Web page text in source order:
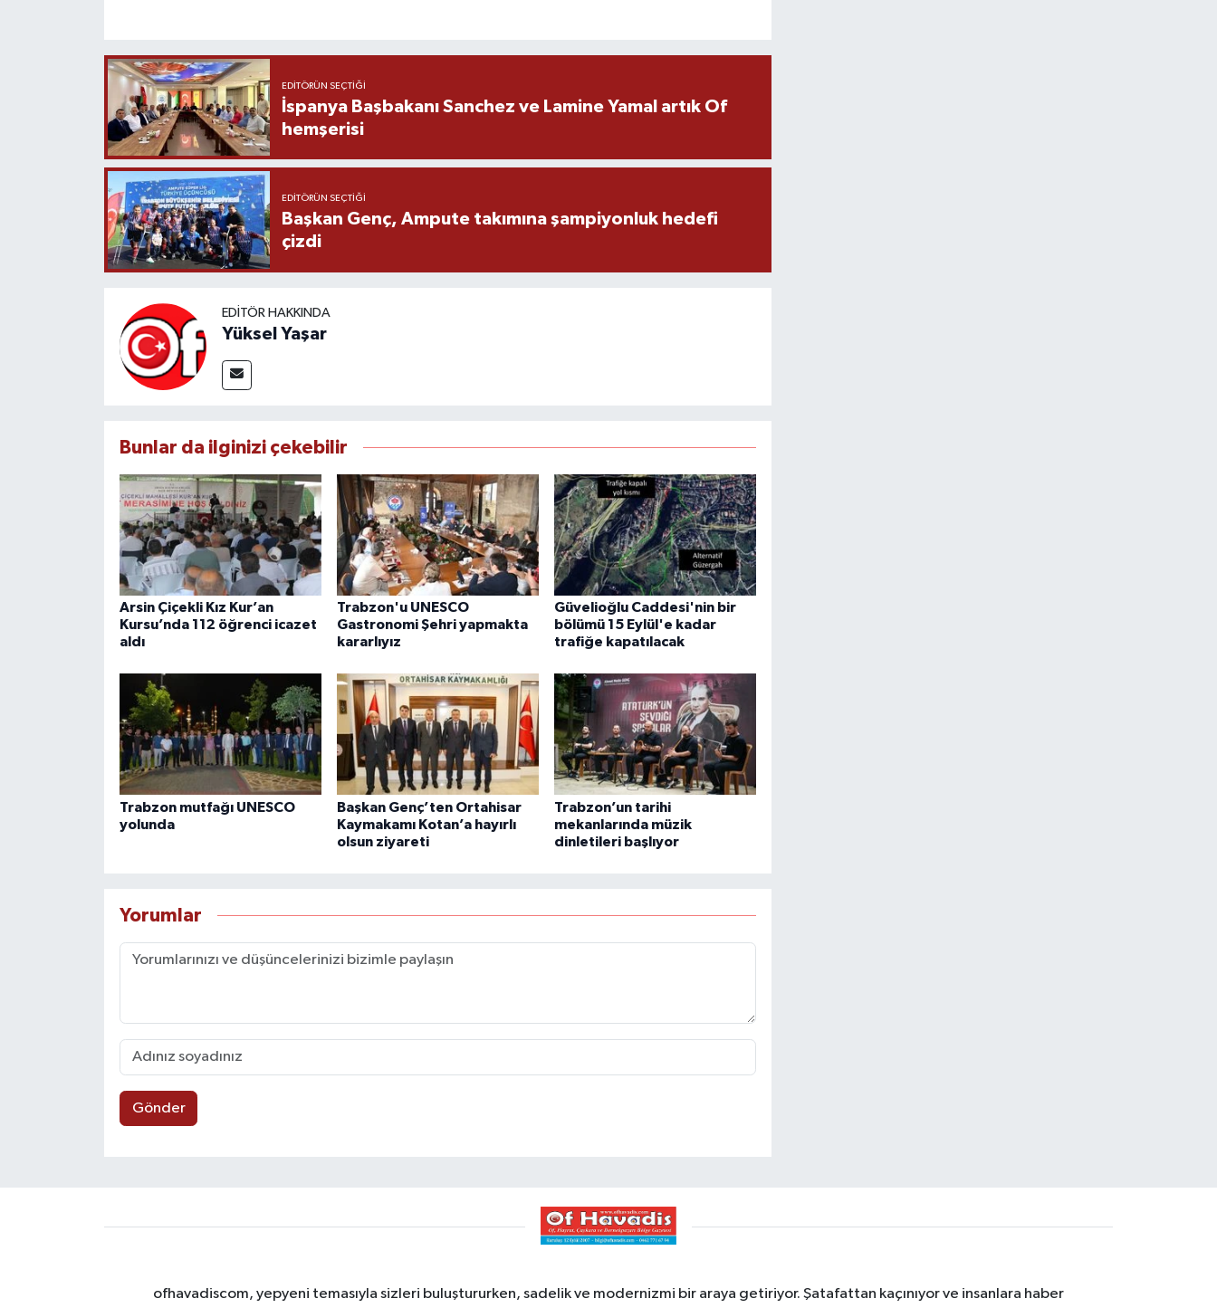
EDITÖRÜN SEÇTIĞI
İspanya Başbakanı Sanchez ve Lamine Yamal artık Of
hemşerisi
EDITÖRÜN SEÇTIĞI
Başkan Genç, Ampute takımına şampiyonluk hedefi
çizdi
EDITÖR HAKKINDA
Yüksel Yaşar
Bunlar da ilginizi çekebilir
Arsin Çiçekli Kız Kur’an
Kursu’nda 112 öğrenci icazet
aldı
Trabzon'u UNESCO
Gastronomi Şehri yapmakta
kararlıyız
Güvelioğlu Caddesi'nin bir
bölümü 15 Eylül'e kadar
trafiğe kapatılacak
Trabzon mutfağı UNESCO
yolunda
Başkan Genç’ten Ortahisar
Kaymakamı Kotan’a hayırlı
olsun ziyareti
Trabzon’un tarihi
mekanlarında müzik
dinletileri başlıyor
Yorumlar
Gönder
ofhavadiscom, yepyeni temasıyla sizleri buluştururken, sadelik ve modernizmi bir araya getiriyor. Şatafattan kaçınıyor ve insanlara haber